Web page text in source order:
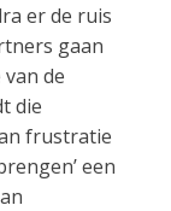
er de ruis
gaan
de
die
frustratie
een